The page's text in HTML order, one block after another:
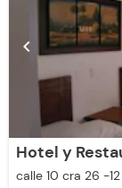
chevron_left
Hotel y
calle 10 cra 26 -12